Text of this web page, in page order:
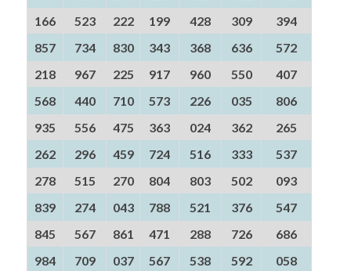
166
523 222 199 428 309
394
857
734 830 343 368 636
572
218
967 225 917 960 550
407
568
440 710 573 226 035
806
935
556 475 363 024 362
265
262
296 459 724 516 333
537
278
515 270 804 803 502
093
839
274 043 788 521 376
547
845
567 861 471 288 726
686
984
709 037 567 538 592
058